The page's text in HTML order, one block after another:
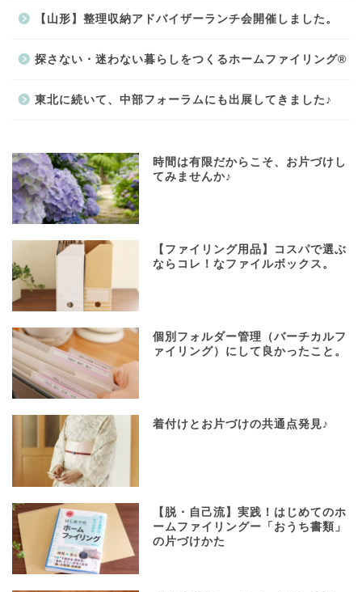
【山形】整理収納アドバイザーランチ会開催しました。
探さない・迷わない暮らしをつくるホームファイリング®
東北に続いて、中部フォーラムにも出展してきました♪
時間は有限だからこそ、お片づけし
てみませんか♪
【ファイリング用品】コスパで選ぶ
ならコレ！なファイルボックス。
個別フォルダー管理（バーチカルフ
ァイリング）にして良かったこと。
着付けとお片づけの共通点発見♪
【脱・自己流】実践！はじめてのホ
ームファイリングー「おうち書類」
の片づけかた